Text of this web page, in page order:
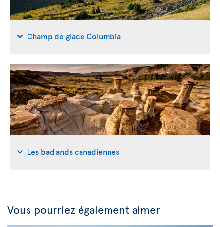
Champ de glace Columbia
Les badlands canadiennes
Vous pourriez également aimer